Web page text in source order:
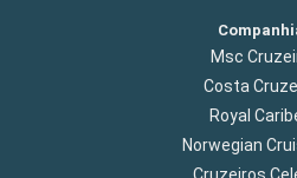
Msc
Costa
Royal
Norwegian